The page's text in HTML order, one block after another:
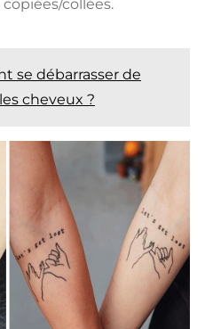
collées.
se débarrasser de
cheveux ?